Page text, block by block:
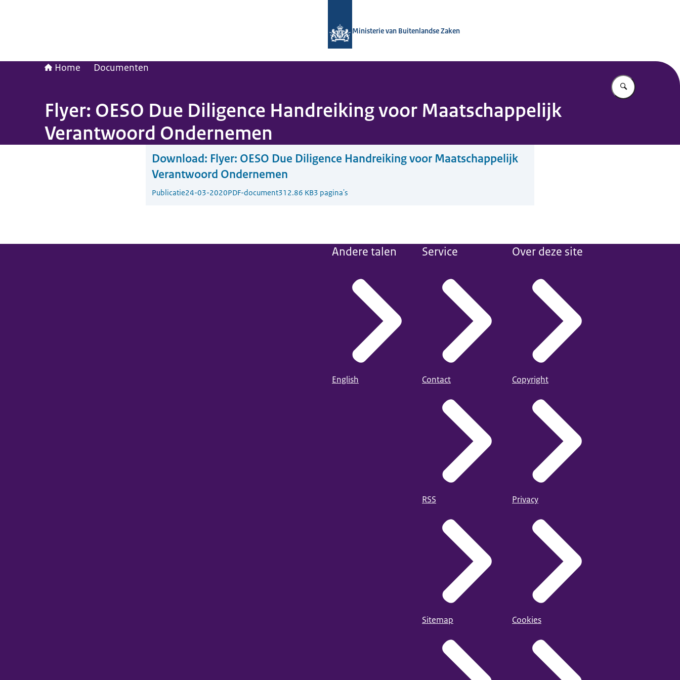
Ministerie van Buitenlandse Zaken
Home Documenten
Vul in wat u
Flyer: OESO Due Diligence Handreiking voor Maatschappelijk
Verantwoord Ondernemen
Download: Flyer: OESO Due Diligence Handreiking voor Maatschappelijk
Verantwoord Ondernemen
Publicatie24-03-2020PDF-document312.86 KB3 pagina's
Andere talen
English
Service
Contact
RSS
Sitemap
Over deze site
Copyright
Privacy
Cookies